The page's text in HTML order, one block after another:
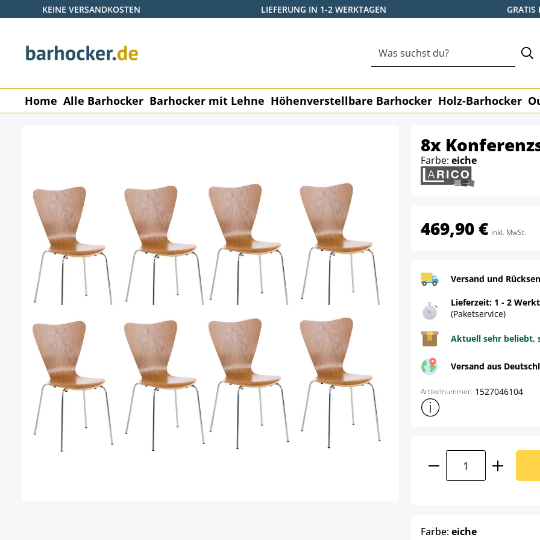
Hauptinhalt springen
Zur Suche springen
Zur Hauptnavigation springen
KEINE VERSANDKOSTEN LIEFERUNG IN 1-2 WERKTAGEN GRATIS
Home Alle Barhocker Barhocker mit Lehne Höhenverstellbare Barhocker Holz-Barhocker
8x
Farbe: eiche
469,90 € inkl. MwSt.
Versand und
Lieferzeit: 1 - 2
(Paketservice)
Aktuell sehr beliebt,
Versand aus
Artikelnummer: 1527046104
Weitere
Produkt Anzahl:
Farbe:eicheauswählen